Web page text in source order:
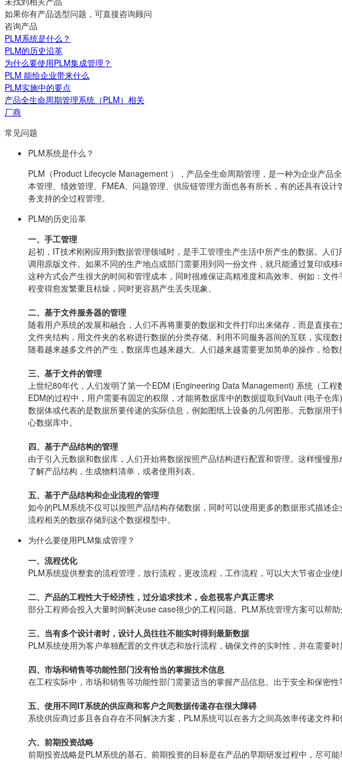
如果你有产品选型问题，可直接咨询顾问
咨询产品
PLM系统是什么？
PLM的历史沿革
为什么要使用PLM集成管理？
PLM 能给企业带来什么
PLM实施中的要点
产品全生命周期管理系统（PLM）相关
厂商
常见问题
PLM系统是什么？
PLM（Product Lifecycle Management ），产品全生命周期管理，是一种为企业产
本管理、绩效管理、FMEA、问题管理、供应链管理方面也各有所长，有的还具有设
务支持的全过程管理。
PLM的历史沿革
一、手工管理
起初，IT技术刚刚应用到数据管理领域时，是手工管理生产生活中所产生的数据。人
调用原版文件。如果不同的生产地点或部门需要用到同一份文件，就只能通过复印或
这种方式会产生很大的时间和管理成本，同时很难保证高精准度和高效率。例如：文
程变得愈发繁重且枯燥，同时更容易产生丢失现象。
二、基于文件服务器的管理
随着用户系统的发展和融合，人们不再将重要的数据和文件打印出来储存，而是直接
文件夹结构，用文件夹的名称进行数据的分类存储。利用不同服务器间的互联，实现
随着越来越多文件的产生，数据库也越来越大。人们越来越需要更加简单的操作，给数
三、基于文件的管理
上世纪80年代，人们发明了第一个EDM (Engineering Data Management) 系统（工
EDM的过程中，用户需要有固定的权限，才能将数据库中的数据提取到Vault (电子仓
数据体或代表的是数据所要传递的实际信息，例如图纸上设备的几何图形。元数据用
心数据库中。
四、基于产品结构的管理
由于引入元数据和数据库，人们开始将数据按照产品结构进行配置和管理。这样慢慢
了解产品结构，生成物料清单，或者使用列表。
五、基于产品结构和企业流程的管理
如今的PLM系统不仅可以按照产品结构存储数据，同时可以使用更多的数据形式描述
流程相关的数据存储到这个数据模型中。
为什么要使用PLM集成管理？
一、流程优化
PLM系统提供整套的流程管理，放行流程，更改流程，工作流程，可以大大节省企业使
二、产品的工程性大于经济性，过分追求技术，会忽视客户真正需求
部分工程师会投入大量时间解决use case很少的工程问题。PLM系统管理方案可以帮
三、当有多个设计者时，设计人员往往不能实时得到最新数据
PLM系统使用为客户单独配置的文件状态和放行流程，确保文件的实时性，并在需要
四、市场和销售等功能性部门没有恰当的掌握技术信息
在工程实际中，市场和销售等功能性部门需要适当的掌握产品信息。出于安全和保密
五、使用不同IT系统的供应商和客户之间数据传递存在很大障碍
系统供应商过多且各自存在不同解决方案，PLM系统可以在各方之间高效率传递文件和
六、前期投资战略
前期投资战略是PLM系统的基石。前期投资的目标是在产品的早期研发过程中，尽可